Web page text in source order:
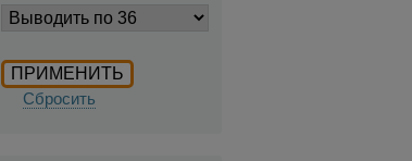
Сбросить